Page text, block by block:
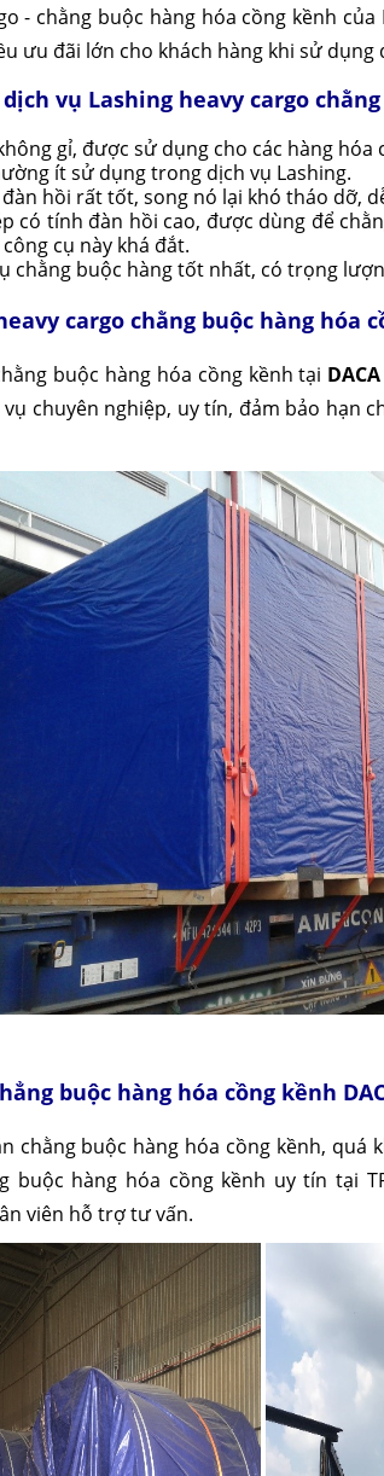
- chằng buộc hàng hóa cồng kềnh
ưu đãi lớn cho khách hàng khi sử dụng
vụ Lashing heavy cargo
gỉ, được sử dụng cho các hàng
ít sử dụng trong dịch vụ Lashing.
hồi rất tốt, song nó lại khó tháo dỡ,
có tính đàn hồi cao, được dùng để
cụ này khá đắt.
chằng buộc hàng tốt nhất, có trọng
cargo chằng buộc hàng hóa
buộc hàng hóa cồng kềnh tại
chuyên nghiệp, uy tín, đảm bảo hạn
buộc hàng hóa cồng kềnh
chằng buộc hàng hóa cồng kềnh, quá
buộc hàng hóa cồng kềnh uy tín tại
viên hỗ trợ tư vấn.